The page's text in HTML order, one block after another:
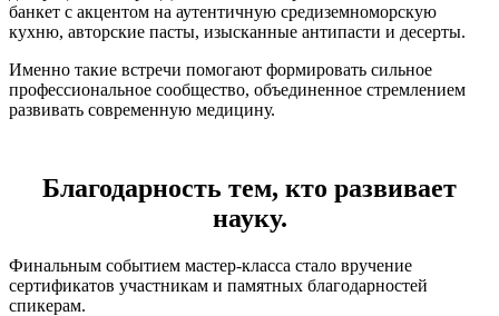
банкет с акцентом на аутентичную средиземноморскую
кухню, авторские пасты, изысканные антипасти и десерты.
Именно такие встречи помогают формировать сильное
профессиональное сообщество, объединенное стремлением
развивать современную медицину.
Благодарность тем, кто развивает
науку.
Финальным событием мастер-класса стало вручение
сертификатов участникам и памятных благодарностей
спикерам.